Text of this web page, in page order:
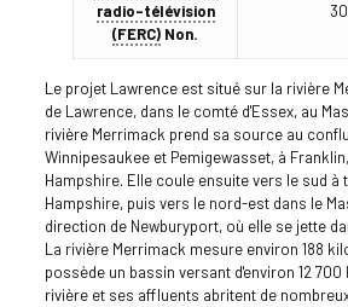
radio-télévision
(FERC) Non.
Le projet Lawrence est situé sur la rivière
de Lawrence, dans le comté d'Essex, au
rivière Merrimack prend sa source au
Winnipesaukee et Pemigewasset, à
Hampshire. Elle coule ensuite vers le sud à
Hampshire, puis vers le nord-est dans le
direction de Newburyport, où elle se jette
La rivière Merrimack mesure environ 188
possède un bassin versant d'environ 12
rivière et ses affluents abritent de